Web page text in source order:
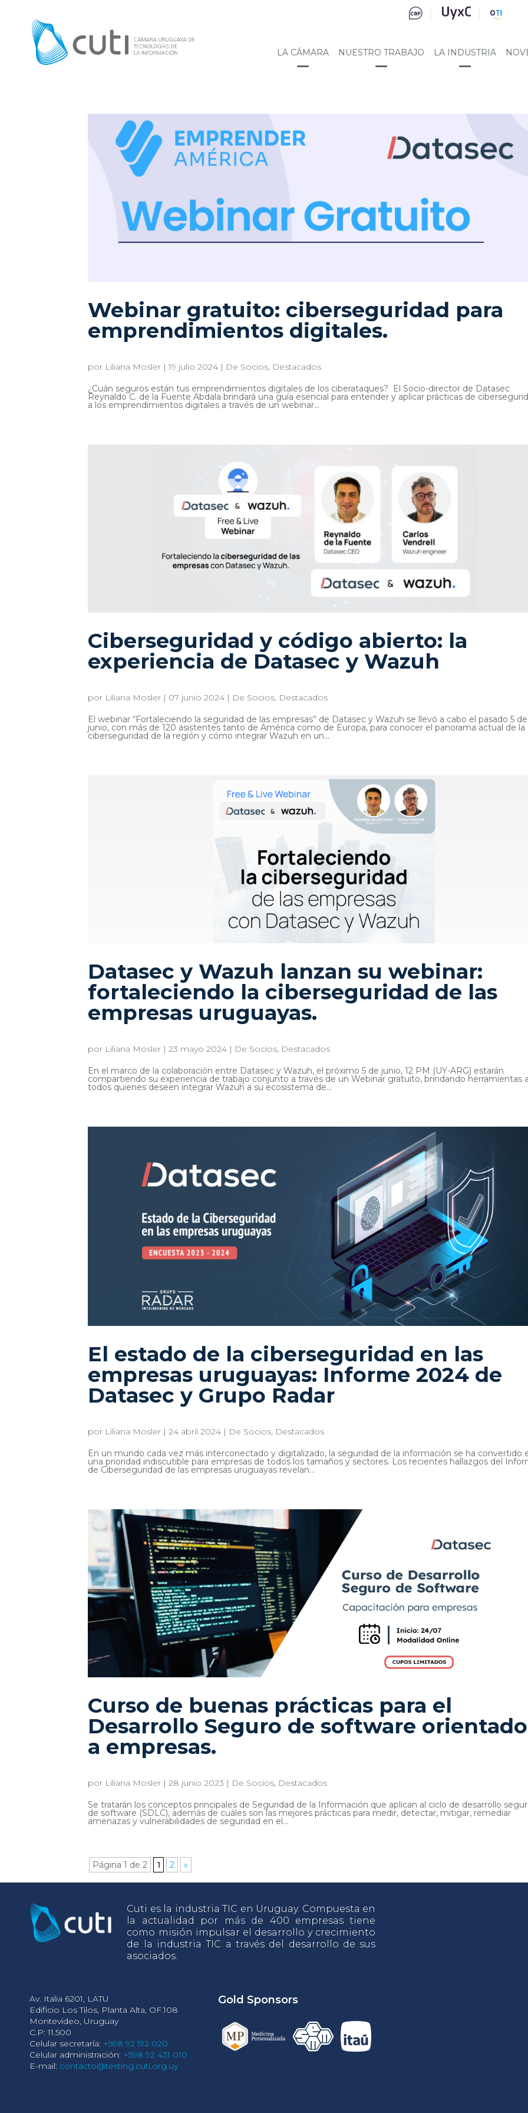
LA CÁMARA NUESTRO TRABAJO LA INDUSTRIA
Webinar gratuito: ciberseguridad para
emprendimientos digitales.
por Liliana Mosler |19 julio 2024 | De Socios, Destacados
¿Cuán seguros están tus emprendimientos digitales de los ciberataques? El Socio-director de Datasec
Reynaldo C. de la Fuente Abdala brindará una guía esencial para entender y aplicar prácticas de
a los emprendimientos digitales a través de un webinar...
Ciberseguridad y código abierto: la
experiencia de Datasec y Wazuh
por Liliana Mosler | 07 junio 2024 | De Socios, Destacados
El webinar “Fortaleciendo la seguridad de las empresas” de Datasec y Wazuh se llevó a cabo el pasado 5 de
junio, con más de 120 asistentes tanto de América como de Europa, para conocer el panorama actual de la
ciberseguridad de la región y cómo integrar Wazuh en un...
Datasec y Wazuh lanzan su webinar:
fortaleciendo la ciberseguridad de las
empresas uruguayas.
por Liliana Mosler |23 mayo 2024 | De Socios, Destacados
En el marco de la colaboración entre Datasec y Wazuh, el próximo 5 de junio, 12 PM (UY-ARG) estarán
compartiendo su experiencia de trabajo conjunto a través de un Webinar gratuito, brindando herramientas
todos quienes deseen integrar Wazuh a su ecosistema de...
El estado de la ciberseguridad en las
empresas uruguayas: Informe 2024 de
Datasec y Grupo Radar
por Liliana Mosler |24 abril 2024 | De Socios, Destacados
En un mundo cada vez más interconectado y digitalizado, la seguridad de la información se ha convertido
una prioridad indiscutible para empresas de todos los tamaños y sectores. Los recientes hallazgos del
de Ciberseguridad de las empresas uruguayas revelan...
Curso de buenas prácticas para el
Desarrollo Seguro de software orientado
a empresas.
por Liliana Mosler |28 junio 2023 | De Socios, Destacados
Se tratarán los conceptos principales de Seguridad de la Información que aplican al ciclo de desarrollo
de software (SDLC), además de cuáles son las mejores prácticas para medir, detectar, mitigar, remediar
amenazas y vulnerabilidades de seguridad en el...
Página 1 de 2 1 2 »
Cuti es la industria TIC en Uruguay. Compuesta en
la actualidad por más de 400 empresas tiene
como misión impulsar el desarrollo y crecimiento
de la industria TIC a través del desarrollo de sus
asociados.
Av. Italia 6201, LATU
Edificio Los Tilos, Planta Alta, OF.108
Montevideo, Uruguay
C.P: 11.500
Celular secretaría: +598 92 512 020
Celular administración: +598 92 431 010
E-mail: contacto@testing.cuti.org.uy
Gold Sponsors